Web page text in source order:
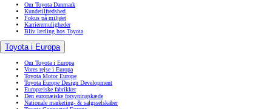
Om Toyota Danmark
Kundetilfredshed
Fokus på miljøet
Karrieremuligheder
Bliv lærling hos Toyota
Toyota i Europa
Om Toyota i Europa
Vores rejse i Europa
Toyota Motor Europe
Toyota Europe Design Development
Europæiske fabrikker
Den europæiske forsyningskæde
Nationale marketing- & salgsselskaber